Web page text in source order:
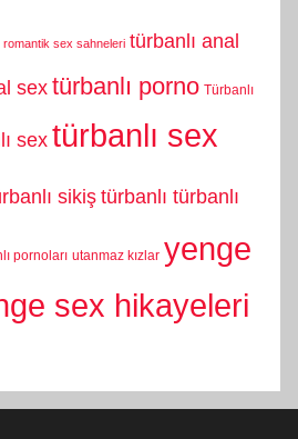
romantik sex sahneleri türbanlı anal
sex türbanlı porno Türbanlı
sex türbanlı sex
sikiş türbanlı türbanlı
pornoları utanmaz kızlar yenge
sex hikayeleri